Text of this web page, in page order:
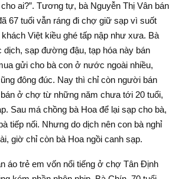
ai?”. Tương tự, bà Nguyễn Thị Vân bán
67 tuổi vẫn ráng đi chợ giữ sạp vì suốt
Việt kiều ghé tấp nập như xưa. Bà
dịch, sạp đường đậu, tạp hóa này bán
gửi cho bà con ở nước ngoài nhiều,
đông đúc. Nay thì chỉ còn người bán
bán ở chợ từ những năm chưa tới 20 tuổi,
Sau má chồng bà Hoa để lại sạp cho bà,
tiếp nối. Nhưng do dịch nên con bà nghỉ
giờ chỉ còn bà Hoa ngồi canh sạp.
áo trẻ em vốn nổi tiếng ở chợ Tân Định